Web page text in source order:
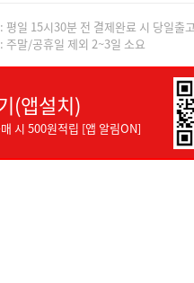
평일 15시30분 전 결제완료 시 당일출고
주말/공휴일 제외 2~3일 소요
(앱설치)
시 500원적립 [앱 알림ON]